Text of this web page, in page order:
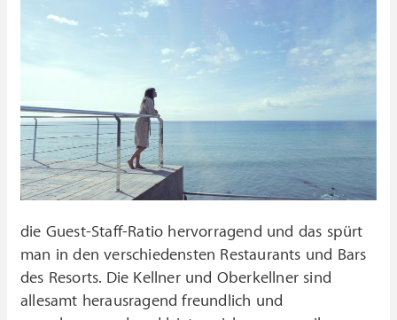
die Guest-Staff-Ratio hervorragend und das spürt
man in den verschiedensten Restaurants und Bars
des Resorts. Die Kellner und Oberkellner sind
allesamt herausragend freundlich und